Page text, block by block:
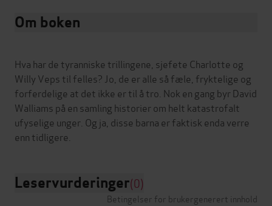
Om boken
Hva har de tyranniske trillingene, sjefete Charlotte og
Willy Veps til felles? Jo, de er alle så fæle, fryktelige og
forferdelige at det ikke er til å tro. Nok en gang byr David
Walliams på en samling historier om helt katastrofalt
ufyselige unger. Og ja, disse barna er faktisk enda verre
Leservurderinger(0)
Betingelser for brukergenerert innhold